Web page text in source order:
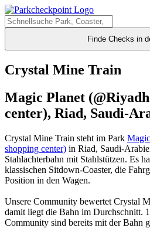
Finde Checks in
Crystal Mine Train
Magic Planet
center), Riad, Saudi-
Crystal Mine Train steht im Park
shopping center) in Riad, Saudi-
Stahlachterbahn mit Stahlstützen. Es
klassischen Sitdown-Coaster, die
Position in den Wagen.
Unsere Community bewertet Crystal
damit liegt die Bahn im Durchschnitt.
Community sind bereits mit der Bahn